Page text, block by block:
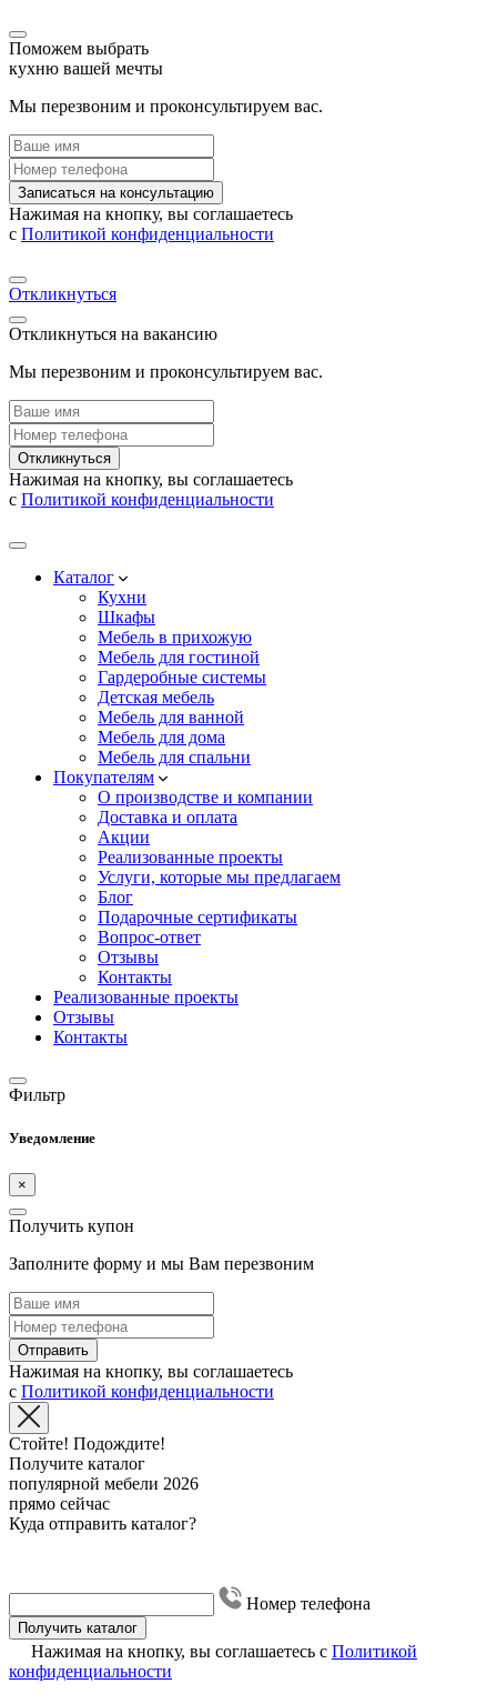
Поможем выбрать
кухню вашей мечты
Мы перезвоним и проконсультируем вас.
Записаться на консультацию
Нажимая на кнопку, вы соглашаетесь
с Политикой конфиденциальности
Откликнуться
Откликнуться на вакансию
Мы перезвоним и проконсультируем вас.
Откликнуться
Нажимая на кнопку, вы соглашаетесь
с Политикой конфиденциальности
Каталог
Кухни
Шкафы
Мебель в прихожую
Мебель для гостиной
Гардеробные системы
Детская мебель
Мебель для ванной
Мебель для дома
Мебель для спальни
Покупателям
О производстве и компании
Доставка и оплата
Акции
Реализованные проекты
Услуги, которые мы предлагаем
Блог
Подарочные сертификаты
Вопрос-ответ
Отзывы
Контакты
Реализованные проекты
Отзывы
Контакты
Фильтр
Уведомление
×
Получить купон
Заполните форму и мы Вам перезвоним
Отправить
Нажимая на кнопку, вы соглашаетесь
с Политикой конфиденциальности
Стойте! Подождите!
Получите каталог
популярной мебели 2026
прямо сейчас
Куда отправить каталог?
Номер телефона
Получить каталог
Нажимая на кнопку, вы соглашаетесь с Политикой
конфиденциальности